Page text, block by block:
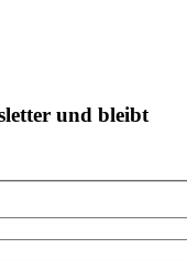
und bleibt